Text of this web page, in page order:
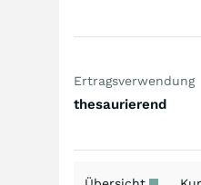
Ertragsverwendung
thesaurierend